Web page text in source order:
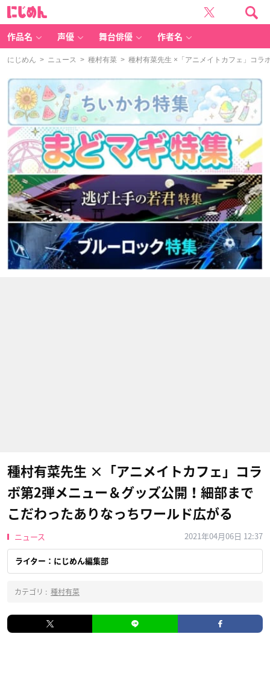
作品名 声優 舞台俳優 作者名
にじめん > ニュース > 種村有菜 > 種村有菜先生 ×「アニメイトカフェ」コラ
種村有菜先生 ×「アニメイトカフェ」コラ
ボ第2弾メニュー＆グッズ公開！細部まで
こだわったありなっちワールド広がる
ニュース 2021年04月06日 12:37
ライター：にじめん編集部
カテゴリ : 種村有菜